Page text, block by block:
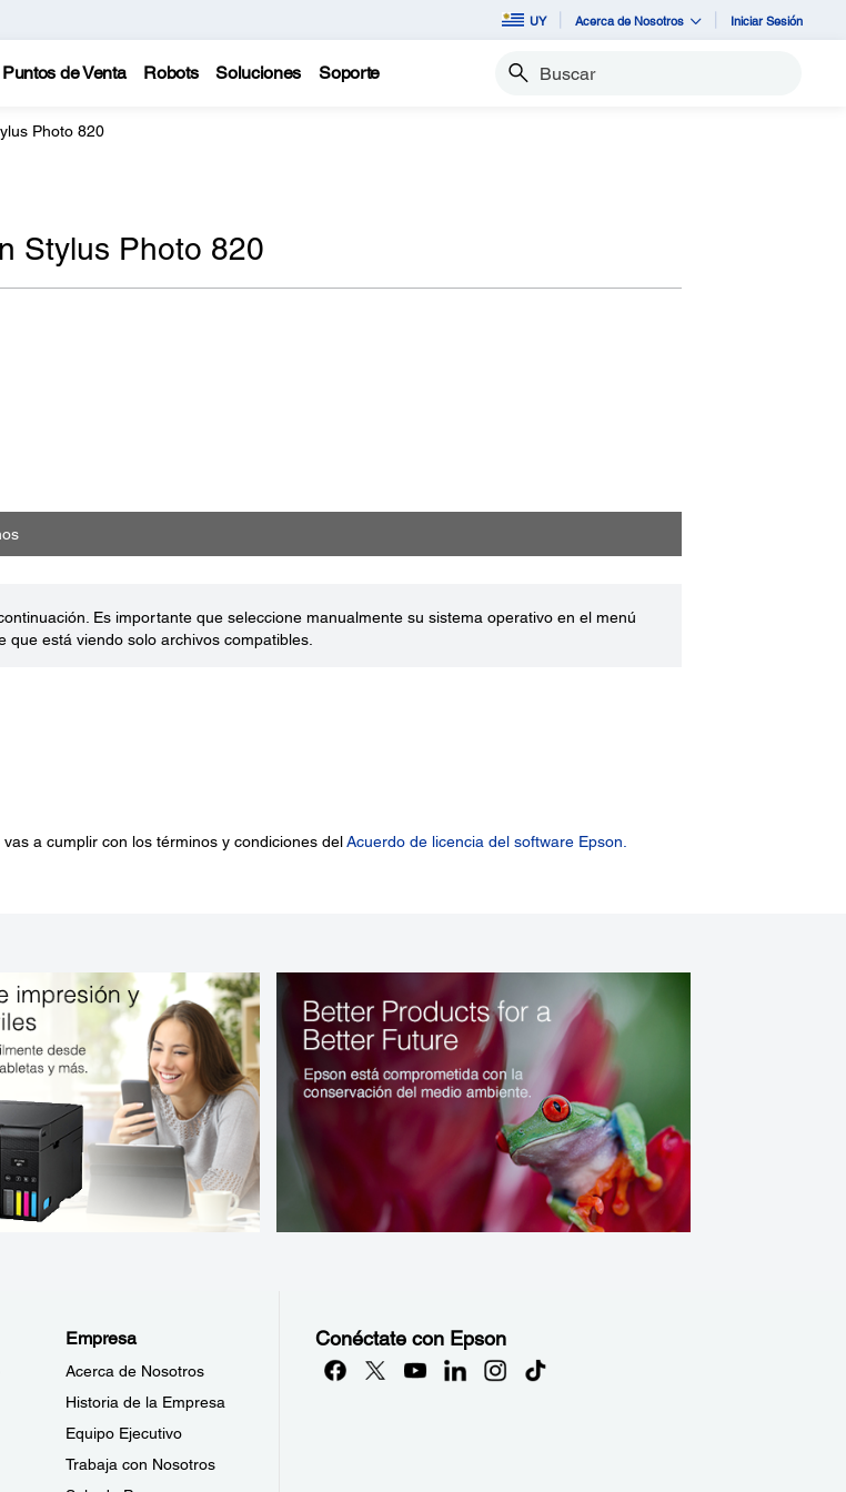
UY Acerca de Nosotros Iniciar Sesión
Puntos de Venta Robots Soluciones Soporte Buscar
Photo 820
Stylus Photo 820
Es importante que seleccione manualmente su sistema operativo en el menú
está viendo solo archivos compatibles.
a cumplir con los términos y condiciones delAcuerdo de licencia del software Epson.
Empresa
Acerca de Nosotros
Historia de la Empresa
Equipo Ejecutivo
Trabaja con Nosotros
Conéctate con Epson